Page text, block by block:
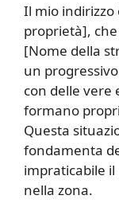
Il mio indirizzo
proprietà],
[Nome della
un
con delle vere
formano
Questa
fondamenta
impraticabile il
nella zona.